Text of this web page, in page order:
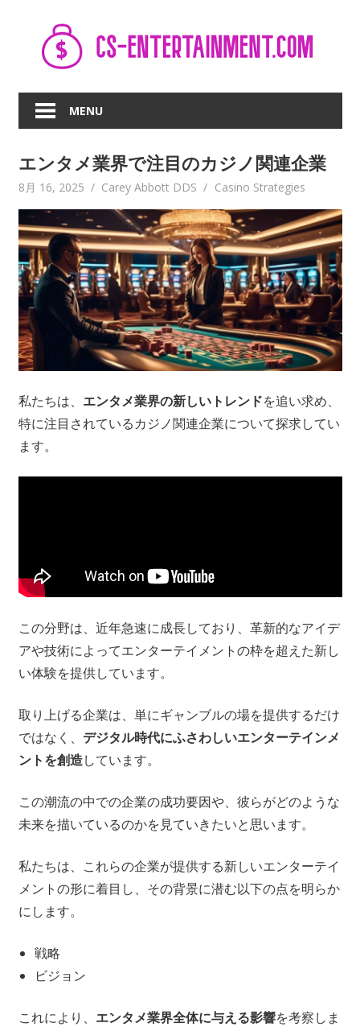
MENU
エンタメ業界で注目のカジノ関連企業
8月 16, 2025 Carey Abbott DDS Casino Strategies
私たちは、 エンタメ業界の新しいトレンドを追い求め、
特に注目されているカジノ関連企業について探求してい
ます。
この分野は、近年急速に成長しており、革新的なアイデ
アや技術によってエンターテイメントの枠を超えた新し
い体験を提供しています。
取り上げる企業は、単にギャンブルの場を提供するだけ
ではなく、 デジタル時代にふさわしいエンターテインメ
ントを創造しています。
この潮流の中での企業の成功要因や、彼らがどのような
未来を描いているのかを見ていきたいと思います。
私たちは、これらの企業が提供する新しいエンターテイ
メントの形に着目し、その背景に潜む以下の点を明らか
にします。
戦略
ビジョン
これにより、 エンタメ業界全体に与える影響を考察しま